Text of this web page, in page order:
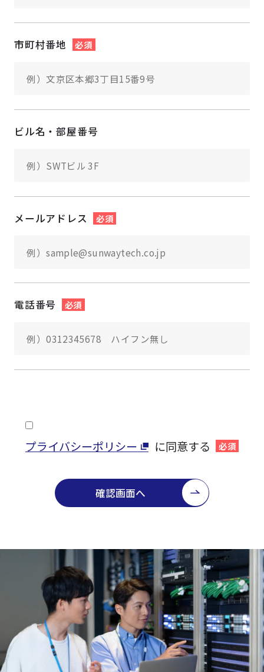
市町村番地 必須
ビル名・部屋番号
メールアドレス 必須
電話番号 必須
プライバシーポリシー に同意する 必須
確認画面へ